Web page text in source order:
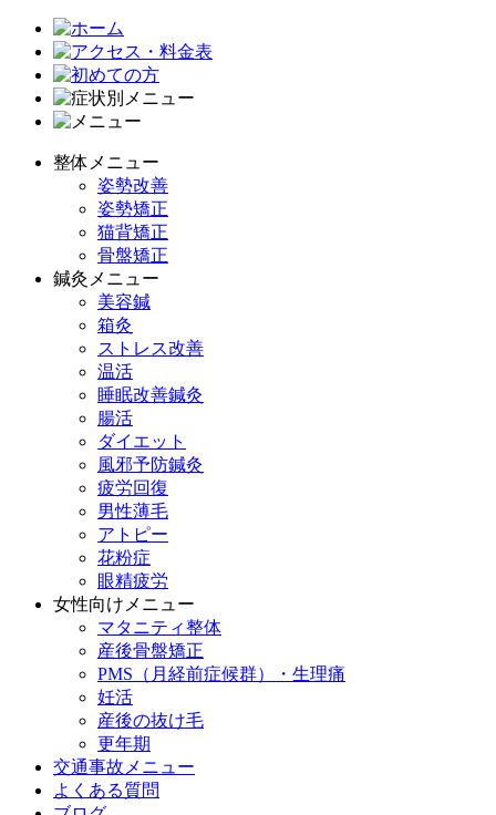
整体メニュー
姿勢改善
姿勢矯正
猫背矯正
骨盤矯正
鍼灸メニュー
美容鍼
箱灸
ストレス改善
温活
睡眠改善鍼灸
腸活
ダイエット
風邪予防鍼灸
疲労回復
男性薄毛
アトピー
花粉症
眼精疲労
女性向けメニュー
マタニティ整体
産後骨盤矯正
PMS（月経前症候群）・生理痛
妊活
産後の抜け毛
更年期
交通事故メニュー
よくある質問